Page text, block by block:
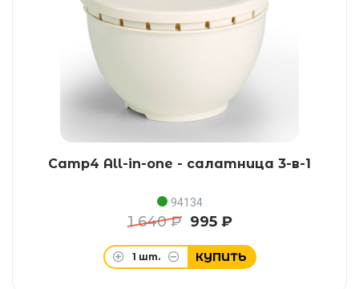
Camp4 All-in-one - салатница 3-в-1
94134
1 640 ₽ 995 ₽
1 шт. КУПИТЬ